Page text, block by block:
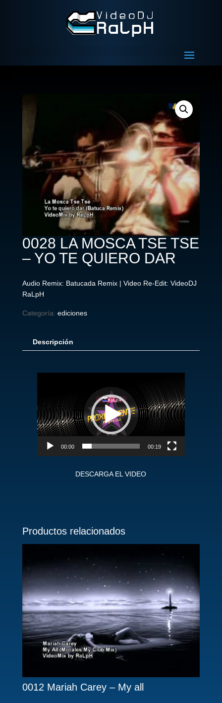
0028 LA MOSCA TSE TSE
– YO TE QUIERO DAR
Audio Remix: Batucada Remix | Video Re-Edit: VideoDJ
RaLpH
Categoría: ediciones
Descripción
00:00 00:19
DESCARGA EL VIDEO
Productos relacionados
0012 Mariah Carey – My all